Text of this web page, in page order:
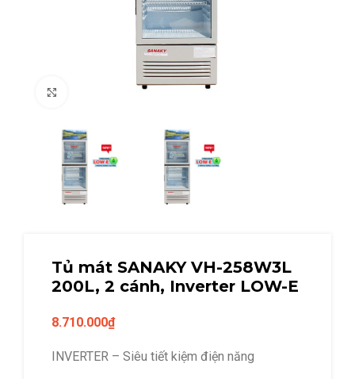
Click to enlarge
Tủ mát SANAKY VH-258W3L
200L, 2 cánh, Inverter LOW-E
8.710.000₫
INVERTER – Siêu tiết kiệm điện năng